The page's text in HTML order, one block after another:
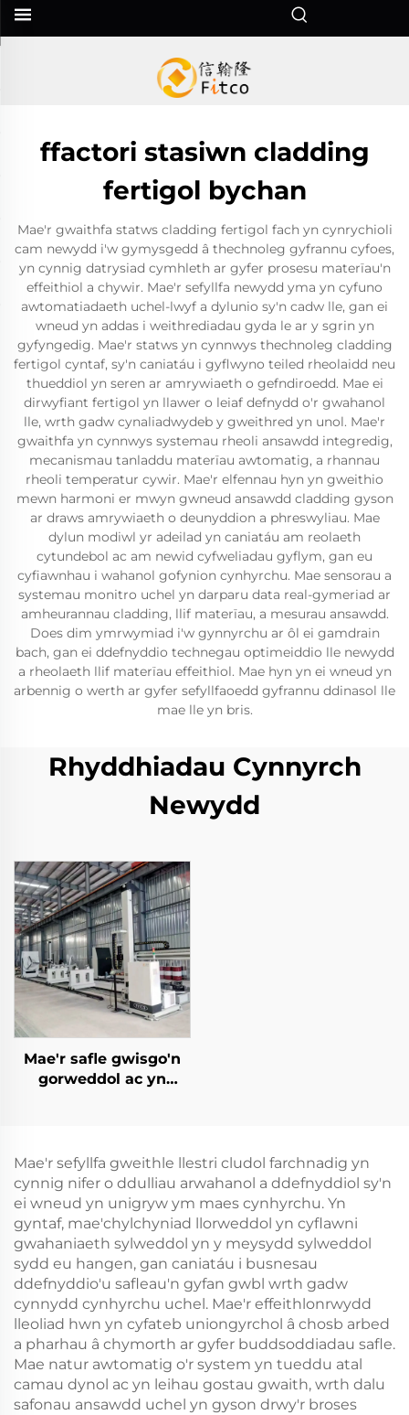
ffactori stasiwn cladding
fertigol bychan
Mae'r gwaithfa statws cladding fertigol fach yn cynrychioli
cam newydd i'w gymysgedd â thechnoleg gyfrannu cyfoes,
yn cynnig datrysiad cymhleth ar gyfer prosesu materïau'n
effeithiol a chywir. Mae'r sefyllfa newydd yma yn cyfuno
awtomatiadaeth uchel-lwyf a dylunio sy'n cadw lle, gan ei
wneud yn addas i weithrediadau gyda le ar y sgrin yn
gyfyngedig. Mae'r statws yn cynnwys thechnoleg cladding
fertigol cyntaf, sy'n caniatáu i gyflwyno teiled rheolaidd neu
thueddiol yn seren ar amrywiaeth o gefndiroedd. Mae ei
dirwyfiant fertigol yn llawer o leiaf defnydd o'r gwahanol
lle, wrth gadw cynaliadwydeb y gweithred yn unol. Mae'r
gwaithfa yn cynnwys systemau rheoli ansawdd integredig,
mecanismau tanladdu materïau awtomatig, a rhannau
rheoli temperatur cywir. Mae'r elfennau hyn yn gweithio
mewn harmoni er mwyn gwneud ansawdd cladding gyson
ar draws amrywiaeth o deunyddion a phreswyliau. Mae
dylun modiwl yr adeilad yn caniatáu am reolaeth
cytundebol ac am newid cyfweliadau gyflym, gan eu
cyfiawnhau i wahanol gofynion cynhyrchu. Mae sensorau a
systemau monitro uchel yn darparu data real-gymeriad ar
amheurannau cladding, llif materïau, a mesurau ansawdd.
Does dim ymrwymiad i'w gynnyrchu ar ôl ei gamdrain
bach, gan ei ddefnyddio technegau optimeiddio lle newydd
a rheolaeth llif materïau effeithiol. Mae hyn yn ei wneud yn
arbennig o werth ar gyfer sefyllfaoedd gyfrannu ddinasol lle
mae lle yn bris.
Rhyddhiadau Cynnyrch
Newydd
Mae'r safle gwisgo'n
gorweddol ac yn
Mae'r sefyllfa gweithle llestri cludol farchnadig yn
cynnig nifer o ddulliau arwahanol a ddefnyddiol sy'n
ei wneud yn unigryw ym maes cynhyrchu. Yn
gyntaf, mae'chylchyniad llorweddol yn cyflawni
gwahaniaeth sylweddol yn y meysydd sylweddol
sydd eu hangen, gan caniatáu i busnesau
ddefnyddio'u safleau'n gyfan gwbl wrth gadw
cynnydd cynhyrchu uchel. Mae'r effeithlonrwydd
lleoliad hwn yn cyfateb uniongyrchol â chosb arbed
a pharhau â chymorth ar gyfer buddsoddiadau safle.
Mae natur awtomatig o'r system yn tueddu atal
camau dynol ac yn leihau gostau gwaith, wrth dalu
safonau ansawdd uchel yn gyson drwy'r broses